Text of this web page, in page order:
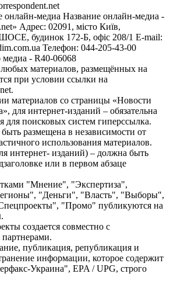
онлайн-медиа Название онлайн-медиа -
Адрес: 02091, місто Київ,
будинок 172-Б, офіс 208/1 E-mail:
Телефон: 044-205-43-00
- R40-06068
материалов, размещённых на
при условии ссылки на
материалов со страницы «Новости
для интернет-изданий – обязательна
для поисковых систем гиперссылка.
размещена в независимости от
использования материалов.
интернет- изданий) – должна быть
или в первом абзаце
"Мнение", "Экспертиза",
"Деньги", "Власть", "Выборы",
"Промо" публикуются на
создается совместно с
публикация, републикация и
информации, которое содержит
Украина", EPA / UPG, строго